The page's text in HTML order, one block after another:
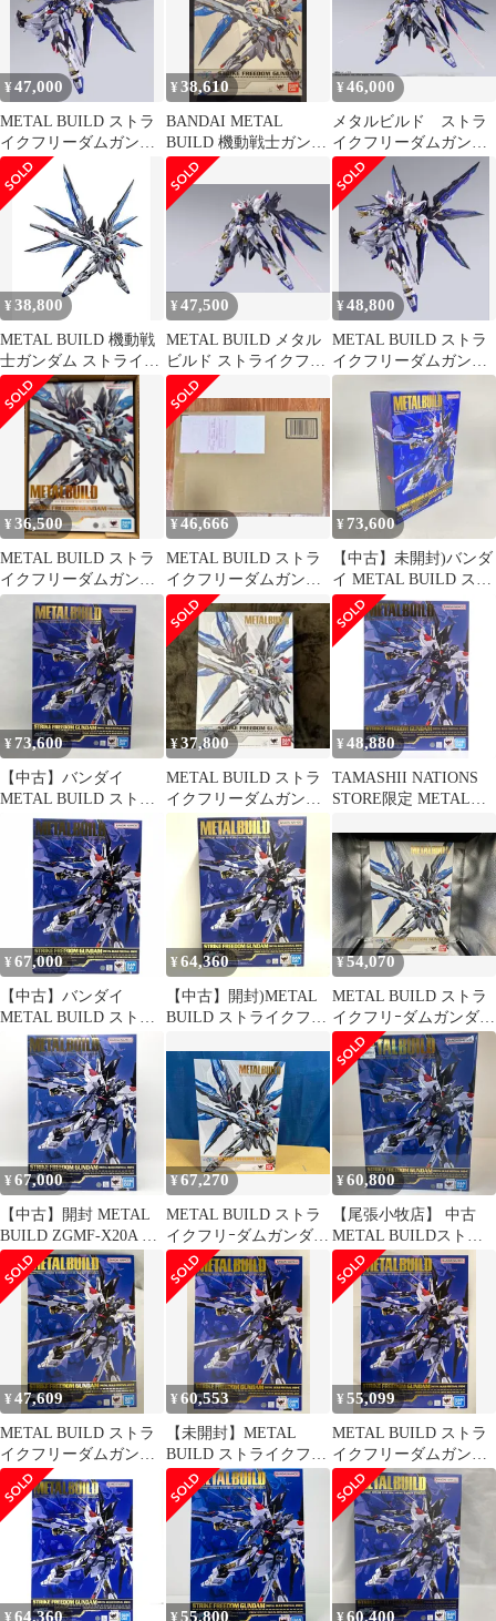
¥47,000
METAL BUILD ストラ
イクフリーダムガンダ
ム
¥38,610
BANDAI METAL
BUILD 機動戦士ガンダ
ムSEED DESTINY スト
ライクフリーダムガン
ダム
¥46,000
メタルビルド ストラ
イクフリーダムガンダ
ム 2024
¥38,800
METAL BUILD 機動戦
士ガンダム ストライク
フリーダムガンダム
¥47,500
METAL BUILD メタル
ビルド ストライクフリ
ーダムガンダム 2024
¥48,800
METAL BUILD ストラ
イクフリーダムガンダ
ム メタルビルド 2024
¥36,500
METAL BUILD ストラ
イクフリーダムガンダ
ム <Revival Ver.
¥46,666
METAL BUILD ストラ
イクフリーダムガンダ
ム
¥ 73,600
【中古】未開封)バンダ
イ METAL BUILD スト
ライクフリーダムガン
ダム [METAL BUILD
FESTIVAL 2024][6]
¥ 73,600
【中古】バンダイ
METAL BUILD ストラ
イクフリーダムガンダ
ム METAL BUILD
FESTIVAL 2024 未開封
品 機動戦士ガンダム
SEED DESTINY[97]
¥37,800
METAL BUILD ストラ
イクフリーダムガンダ
ム
¥ 48,880
TAMASHII NATIONS
STORE限定 METAL
ーダムガンダム
[METAL BUILD
FESTIVAL 2024] 機動戦
士ガンダムSEED
DESTINY(シード デス
ティニー) 完成品 可動
フィギュア バンダイス
ピ
¥ 67,000
【中古】バンダイ
METAL BUILD ストラ
イクフリーダムガンダ
ム METAL BUILD
FESTIVAL 2024 機動戦
士ガンダムSEED
DESTINY[10]
¥64,360
【中古】開封)METAL
BUILD ストライクフリ
[METAL BUILD
FESTIVAL 2024][18]
¥54,070
METAL BUILD ストラ
イクフリｰダムガンダム
機動戦士ガンダム
SEED/METAL BUILD
¥67,000
【中古】開封 METAL
BUILD ZGMF-X20A ス
トライクフリーダムガ
ンダム METAL BUILD
FESTIVAL 2024 バンダ
イ 機動戦士ガンダム
SEED DESTINY[17]
¥67,270
METAL BUILD ストラ
イクフリｰダムガンダム
機動戦士ガンダム
SEED/METAL BUILD
¥60,800
【尾張小牧店】 中古
METAL BUILDストラ
イクフリーダムガンダ
ム[METALBUILD
FESTIVAL 2024] ストラ
イクフリーダムガンダ
ム 光の翼オプションセ
ット [Re：PACKAGE]
(魂ウェブ商店限定)
【715】
¥47,609
METAL BUILD ストラ
イクフリーダムガンダ
ム[METAL BUILD
FESTIVAL 2024]
¥60,553
【未開封】METAL
BUILD ストライクフリ
ーダムガンダム
[METAL BUILD
FESTIVAL 2024]
¥55,099
METAL BUILD ストラ
イクフリーダムガンダ
ム[METAL BUILD
FESTIVAL 2024]
64,360 55,800 60,400